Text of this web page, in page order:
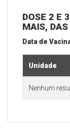
DOSE 2 E
MAIS,
Data de
Unidade
Nenhum